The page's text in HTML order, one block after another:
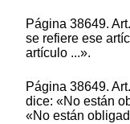
Página 38649.
se refiere ese
artículo ...».
Página 38649.
dice: «No están
«No están